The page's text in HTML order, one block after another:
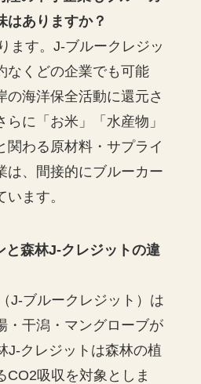
はありますか？
ます。J-ブルークレジッ
なくどの企業でも可能
の海洋保全活動に還元さ
に「お米」「水産物」
関わる原材料・サプライ
は、間接的にブルーカー
ます。
と森林J-クレジットの違
J-ブルークレジット）は
・干潟・マングローブが
J-クレジットは森林の植
CO2吸収を対象としま